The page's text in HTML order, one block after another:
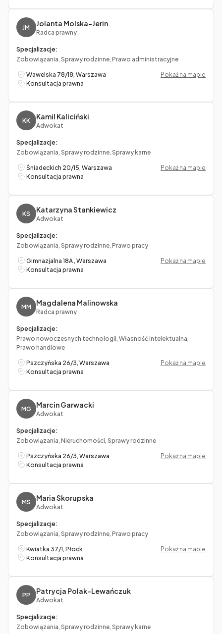
JM Jolanta Molska-Jerin
Radca prawny
Specjalizacje:
Zobowiązania, Sprawy rodzinne, Prawo administracyjne
Wawelska 78/18, Warszawa
Pokaż na mapie
Konsultacja prawna
KK Kamil Kaliciński
Adwokat
Specjalizacje:
Zobowiązania, Sprawy rodzinne, Sprawy karne
Śniadeckich 20/15, Warszawa
Pokaż na mapie
Konsultacja prawna
KS Katarzyna Stankiewicz
Adwokat
Specjalizacje:
Zobowiązania, Sprawy rodzinne, Prawo pracy
Gimnazjalna 18A , Warszawa
Pokaż na mapie
Konsultacja prawna
MM Magdalena Malinowska
Radca prawny
Specjalizacje:
Prawo nowoczesnych technologii, Własność intelektualna,
Prawo handlowe
Pszczyńska 26/3, Warszawa
Pokaż na mapie
Konsultacja prawna
MG Marcin Garwacki
Adwokat
Specjalizacje:
Zobowiązania, Nieruchomości, Sprawy rodzinne
Pszczyńska 26/3, Warszawa
Pokaż na mapie
Konsultacja prawna
MS Maria Skorupska
Adwokat
Specjalizacje:
Zobowiązania, Sprawy rodzinne, Prawo pracy
Kwiatka 37/1, Płock
Pokaż na mapie
Konsultacja prawna
PP Patrycja Polak-Lewańczuk
Adwokat
Specjalizacje:
Zobowiązania, Sprawy rodzinne, Sprawy karne